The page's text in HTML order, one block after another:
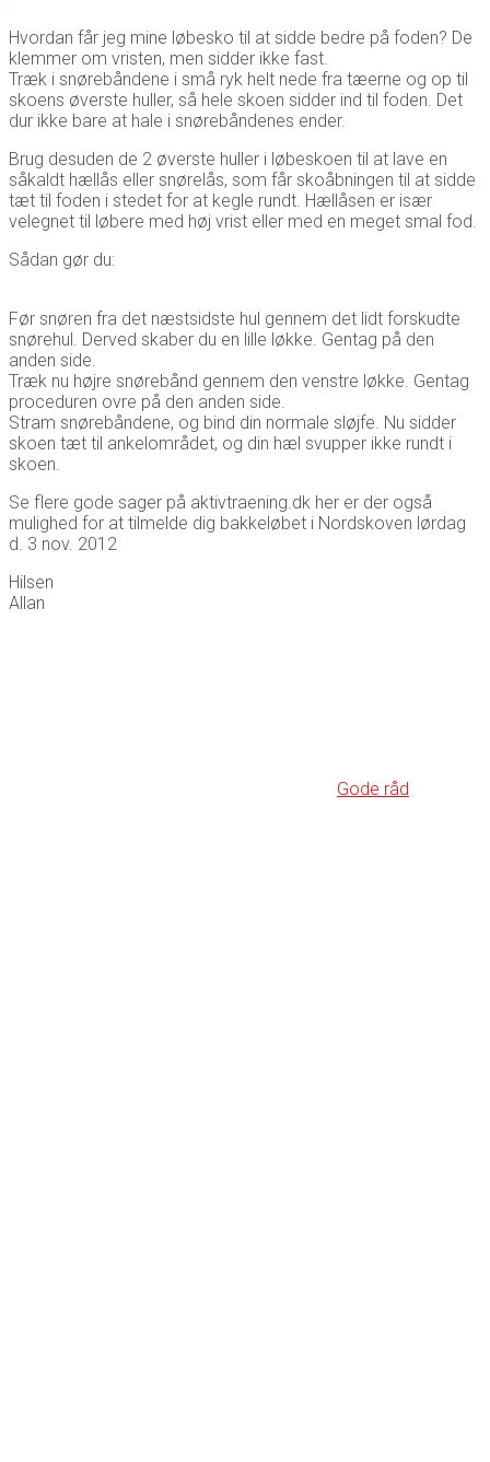
Hvordan får jeg mine løbesko til at sidde bedre på foden? De
klemmer om vristen, men sidder ikke fast.
Træk i snørebåndene i små ryk helt nede fra tæerne og op til
skoens øverste huller, så hele skoen sidder ind til foden. Det
dur ikke bare at hale i snørebåndenes ender.
Brug desuden de 2 øverste huller i løbeskoen til at lave en
såkaldt hællås eller snørelås, som får skoåbningen til at sidde
tæt til foden i stedet for at kegle rundt. Hællåsen er især
velegnet til løbere med høj vrist eller med en meget smal fod.
Sådan gør du:
Før snøren fra det næstsidste hul gennem det lidt forskudte
snørehul. Derved skaber du en lille løkke. Gentag på den
anden side.
Træk nu højre snørebånd gennem den venstre løkke. Gentag
proceduren ovre på den anden side.
Stram snørebåndene, og bind din normale sløjfe. Nu sidder
skoen tæt til ankelområdet, og din hæl svupper ikke rundt i
skoen.
Se flere gode sager på aktivtraening.dk her er der også
mulighed for at tilmelde dig bakkeløbet i Nordskoven lørdag
d. 3 nov. 2012
Hilsen
Allan
Gode råd